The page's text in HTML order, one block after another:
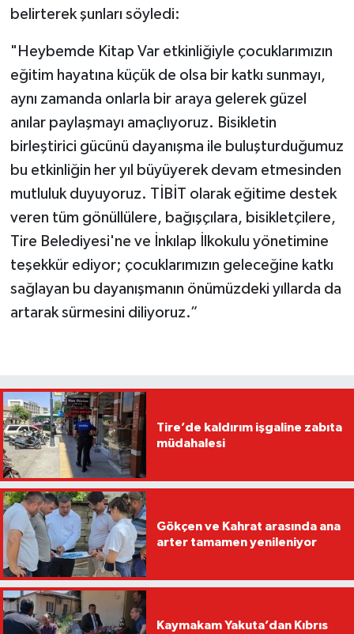
belirterek şunları söyledi:
"Heybemde Kitap Var etkinliğiyle çocuklarımızın
eğitim hayatına küçük de olsa bir katkı sunmayı,
aynı zamanda onlarla bir araya gelerek güzel
anılar paylaşmayı amaçlıyoruz. Bisikletin
birleştirici gücünü dayanışma ile buluşturduğumuz
bu etkinliğin her yıl büyüyerek devam etmesinden
mutluluk duyuyoruz. TİBİT olarak eğitime destek
veren tüm gönüllülere, bağışçılara, bisikletçilere,
Tire Belediyesi'ne ve İnkılap İlkokulu yönetimine
teşekkür ediyor; çocuklarımızın geleceğine katkı
sağlayan bu dayanışmanın önümüzdeki yıllarda da
artarak sürmesini diliyoruz.”
Tire’de kaldırım işgaline zabıta
müdahalesi
Gökçen ve Kahrat arasında ana
arter tamamen yenileniyor
Kaymakam Yakuta’dan Kıbrıs